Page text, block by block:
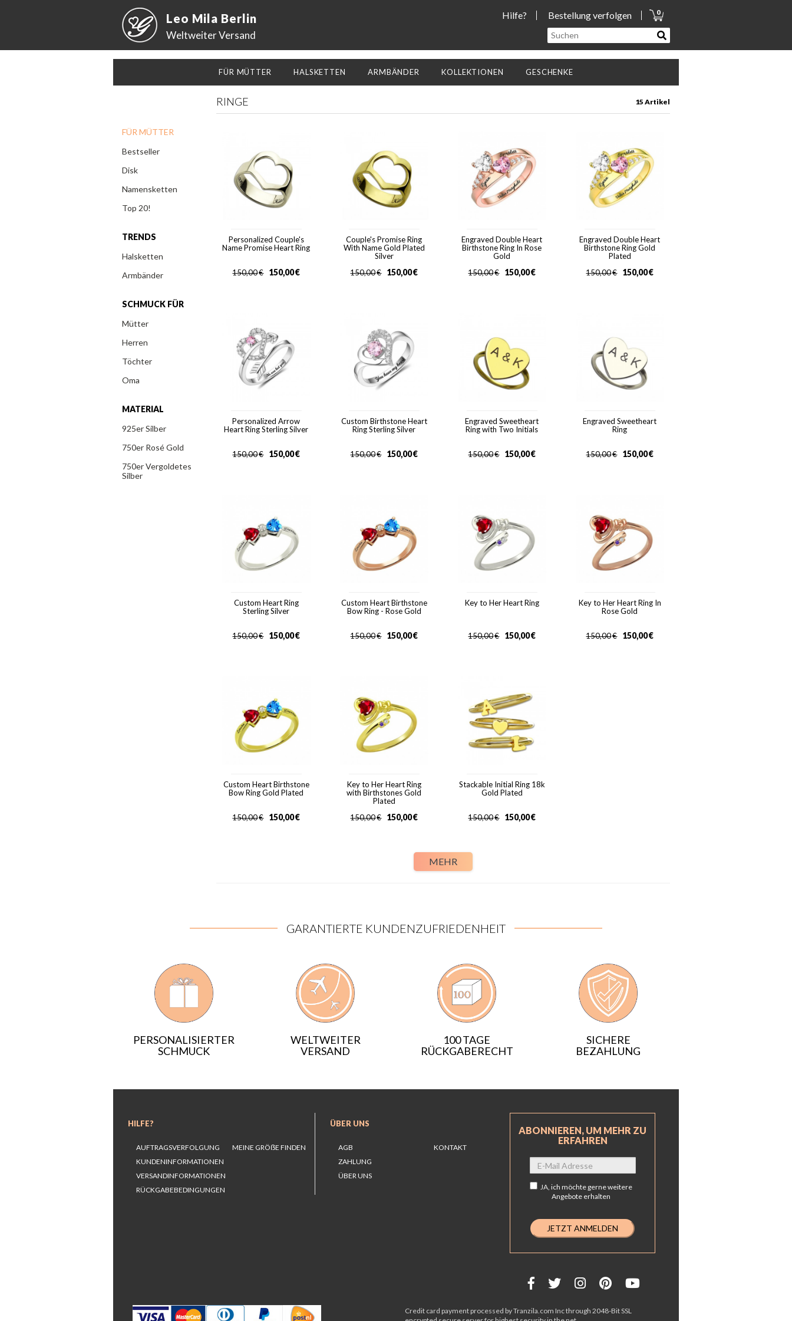
Leo Mila Berlin
Weltweiter Versand
Hilfe? Bestellung verfolgen 0
FÜR MÜTTER HALSKETTEN ARMBÄNDER KOLLEKTIONEN GESCHENKE
FÜR MÜTTER
Bestseller
Disk
Namensketten
Top 20!
TRENDS
Halsketten
Armbänder
SCHMUCK FÜR
Mütter
Herren
Töchter
Oma
MATERIAL
925er Silber
750er Rosé Gold
750er Vergoldetes
Silber
RINGE 15 Artikel
Personalized Couple's
Name Promise Heart Ring
€
150,00 €
150,00
Couple's Promise Ring
With Name Gold Plated
Silver
€
150,00 €
150,00
Engraved Double Heart
Birthstone Ring In Rose
Gold
€
150,00 €
150,00
Engraved Double Heart
Birthstone Ring Gold
Plated
€
150,00 €
150,00
Personalized Arrow
Heart Ring Sterling Silver
€
150,00 €
150,00
Custom Birthstone Heart
Ring Sterling Silver
€
150,00 €
150,00
Engraved Sweetheart
Ring with Two Initials
€
150,00 €
150,00
Engraved Sweetheart
Ring
€
150,00 €
150,00
Custom Heart Ring
Sterling Silver
€
150,00 €
150,00
Custom Heart Birthstone
Bow Ring - Rose Gold
€
150,00 €
150,00
Key to Her Heart Ring
€
150,00 €
150,00
Key to Her Heart Ring In
Rose Gold
€
150,00 €
150,00
Custom Heart Birthstone
Bow Ring Gold Plated
€
150,00 €
150,00
Key to Her Heart Ring
with Birthstones Gold
Plated
€
150,00 €
150,00
Stackable Initial Ring 18k
Gold Plated
€
150,00 €
150,00
MEHR
GARANTIERTE KUNDENZUFRIEDENHEIT
100 TAGE
RÜCKGABERECHT
SICHERE
BEZAHLUNG
PERSONALISIERTER
SCHMUCK
WELTWEITER
VERSAND
HILFE?
AUFTRAGSVERFOLGUNG
KUNDENINFORMATIONEN
VERSANDINFORMATIONEN
RÜCKGABEBEDINGUNGEN
MEINE GRÖẞE FINDEN
ÜBER UNS
AGB
ZAHLUNG
ÜBER UNS
KONTAKT
ABONNIEREN, UM MEHR ZU
ERFAHREN
JA,ich möchte gerne weitere
Angebote erhalten
Credit card payment processed by Tranzila.com Inc through 2048-Bit SSL